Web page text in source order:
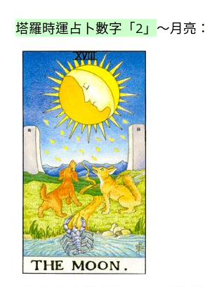
塔羅時運占卜數字「2」 ～月亮：